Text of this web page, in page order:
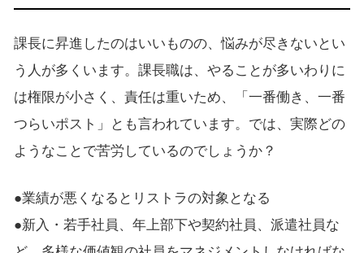
課長に昇進したのはいいものの、悩みが尽きないとい
う人が多くいます。課長職は、やることが多いわりに
は権限が小さく、責任は重いため、「一番働き、一番
つらいポスト」とも言われています。では、実際どの
ようなことで苦労しているのでしょうか？
●業績が悪くなるとリストラの対象となる
●新入・若手社員、年上部下や契約社員、派遣社員な